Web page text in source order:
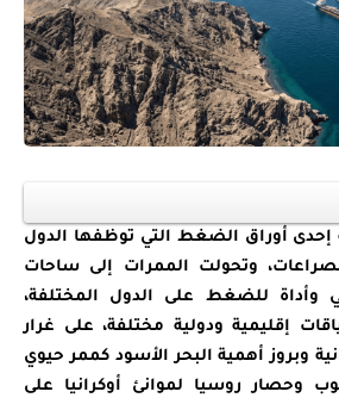
إحدى أوراق الضغط التي توظفها الدول
وتحولت الممرات إلى ساحات
وأداة للضغط على الدول المختلفة،
إقليمية ودولية مختلفة، على غرار
وبروز أهمية البحر الأسود كممر حيوي
وحصار روسيا لموانئ أوكرانيا على